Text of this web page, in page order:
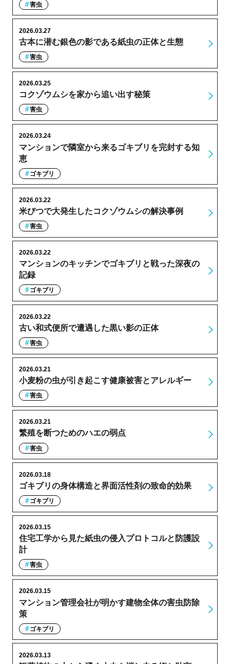
害虫
古本に潜む銀色の影である紙虫の正体と生態
2026.03.27
害虫
コクゾウムシを家から追い出す秘策
2026.03.25
害虫
マンションで隣室から来るゴキブリを完封する知
恵
2026.03.24
ゴキブリ
米びつで大発生したコクゾウムシの解決事例
2026.03.22
害虫
マンションのキッチンでゴキブリと戦った深夜の
記録
2026.03.22
ゴキブリ
古い和式便所で遭遇した黒い影の正体
2026.03.22
害虫
小麦粉の虫が引き起こす健康被害とアレルギー
2026.03.21
害虫
繁殖を断つためのハエの弱点
2026.03.21
害虫
ゴキブリの身体構造と界面活性剤の致命的効果
2026.03.18
ゴキブリ
住宅工学から見た紙虫の侵入プロトコルと防護設
計
2026.03.15
害虫
マンション管理会社が明かす建物全体の害虫防除
策
2026.03.15
ゴキブリ
2026.03.13